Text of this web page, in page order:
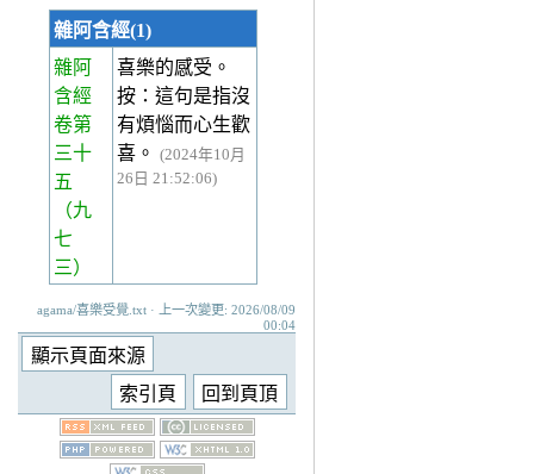
雜阿含經(1)
雜阿
含經
卷第
三十
五
（九
七
三）
喜樂的感受。
按：這句是指沒
有煩惱而心生歡
喜。
(2024年10月
26日 21:52:06)
agama/喜樂受覺.txt · 上一次變更: 2026/08/09
00:04